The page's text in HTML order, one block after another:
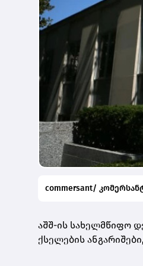
commersant/
აშშ-ის სახელმწიფო
ქსელების